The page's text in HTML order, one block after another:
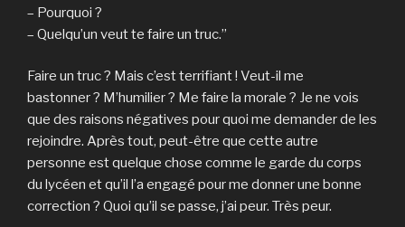
– Pourquoi ?
– Quelqu’un veut te faire un truc.”
Faire un truc ? Mais c’est terrifiant ! Veut-il me
bastonner ? M’humilier ? Me faire la morale ? Je ne vois
que des raisons négatives pour quoi me demander de les
rejoindre. Après tout, peut-être que cette autre
personne est quelque chose comme le garde du corps
du lycéen et qu’il l’a engagé pour me donner une bonne
correction ? Quoi qu’il se passe, j’ai peur. Très peur.